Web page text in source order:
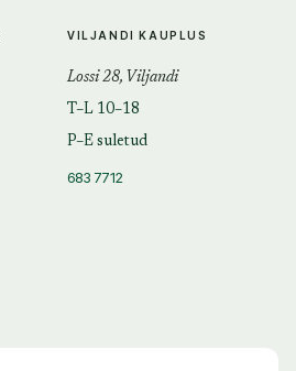
VILJANDI KAUPLUS
Lossi 28, Viljandi
T–L 10–18
P–E suletud
683 7712